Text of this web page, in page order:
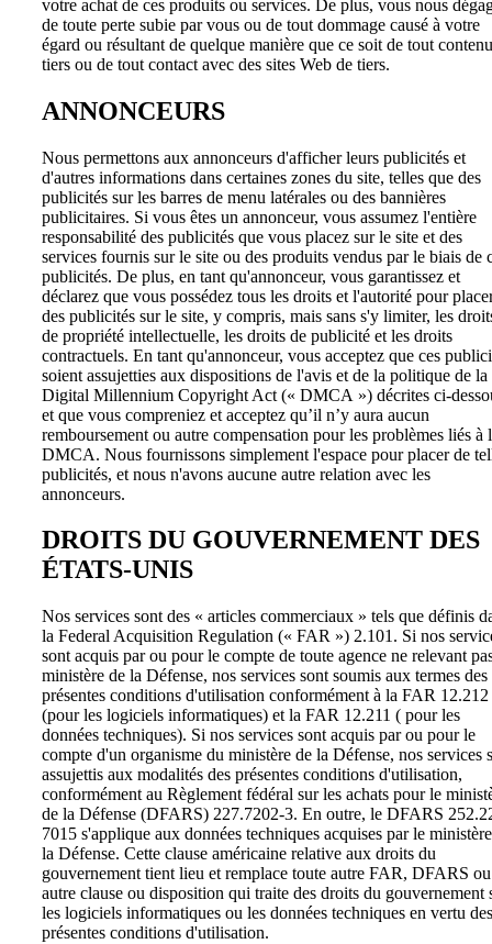
votre achat de ces produits ou services. De plus, vous nous
de toute perte subie par vous ou de tout dommage causé à votre
égard ou résultant de quelque manière que ce soit de tout
tiers ou de tout contact avec des sites Web de tiers.
ANNONCEURS
Nous permettons aux annonceurs d'afficher leurs publicités et
d'autres informations dans certaines zones du site, telles que des
publicités sur les barres de menu latérales ou des bannières
publicitaires. Si vous êtes un annonceur, vous assumez l'entière
responsabilité des publicités que vous placez sur le site et des
services fournis sur le site ou des produits vendus par le biais de
publicités. De plus, en tant qu'annonceur, vous garantissez et
déclarez que vous possédez tous les droits et l'autorité pour
des publicités sur le site, y compris, mais sans s'y limiter, les
de propriété intellectuelle, les droits de publicité et les droits
contractuels. En tant qu'annonceur, vous acceptez que ces
soient assujetties aux dispositions de l'avis et de la politique de la
Digital Millennium Copyright Act (« DMCA ») décrites ci-
et que vous compreniez et acceptez qu’il n’y aura aucun
remboursement ou autre compensation pour les problèmes liés à
DMCA. Nous fournissons simplement l'espace pour placer de
publicités, et nous n'avons aucune autre relation avec les
annonceurs.
DROITS DU GOUVERNEMENT DES
ÉTATS-UNIS
Nos services sont des « articles commerciaux » tels que définis
la Federal Acquisition Regulation (« FAR ») 2.101. Si nos
sont acquis par ou pour le compte de toute agence ne relevant
ministère de la Défense, nos services sont soumis aux termes des
présentes conditions d'utilisation conformément à la FAR 12.212
(pour les logiciels informatiques) et la FAR 12.211 ( pour les
données techniques). Si nos services sont acquis par ou pour le
compte d'un organisme du ministère de la Défense, nos services
assujettis aux modalités des présentes conditions d'utilisation,
conformément au Règlement fédéral sur les achats pour le
de la Défense (DFARS) 227.7202-3. En outre, le DFARS
7015 s'applique aux données techniques acquises par le
la Défense. Cette clause américaine relative aux droits du
gouvernement tient lieu et remplace toute autre FAR, DFARS ou
autre clause ou disposition qui traite des droits du gouvernement
les logiciels informatiques ou les données techniques en vertu des
présentes conditions d'utilisation.